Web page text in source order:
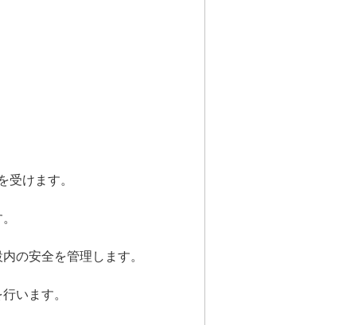
受けます。
の安全を管理します。
います。